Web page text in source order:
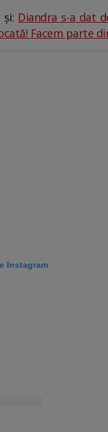
Diandra s-a dat
Facem parte
Instagram